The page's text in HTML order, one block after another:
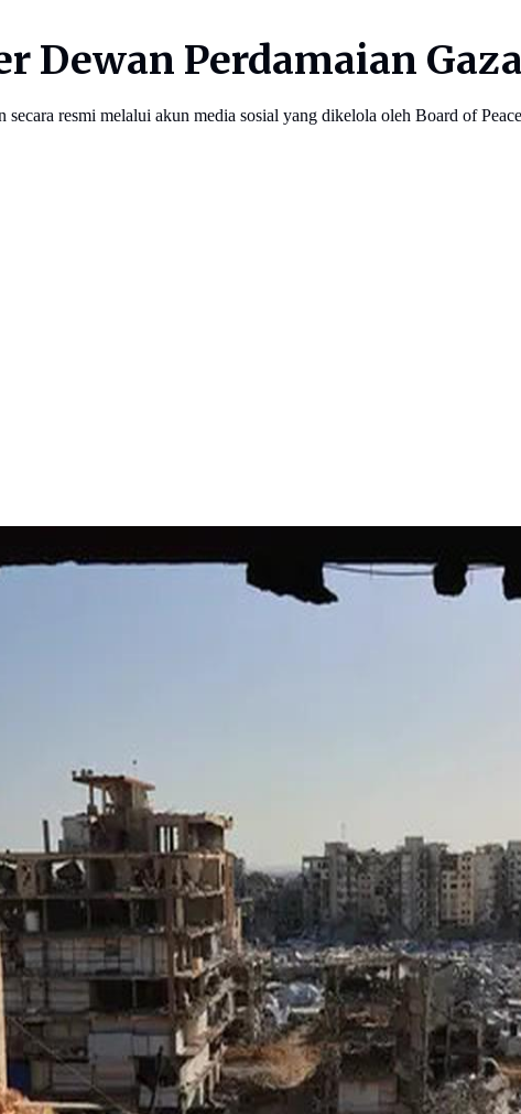
Dewan Perdamaian
resmi melalui akun media sosial yang dikelola oleh Board of